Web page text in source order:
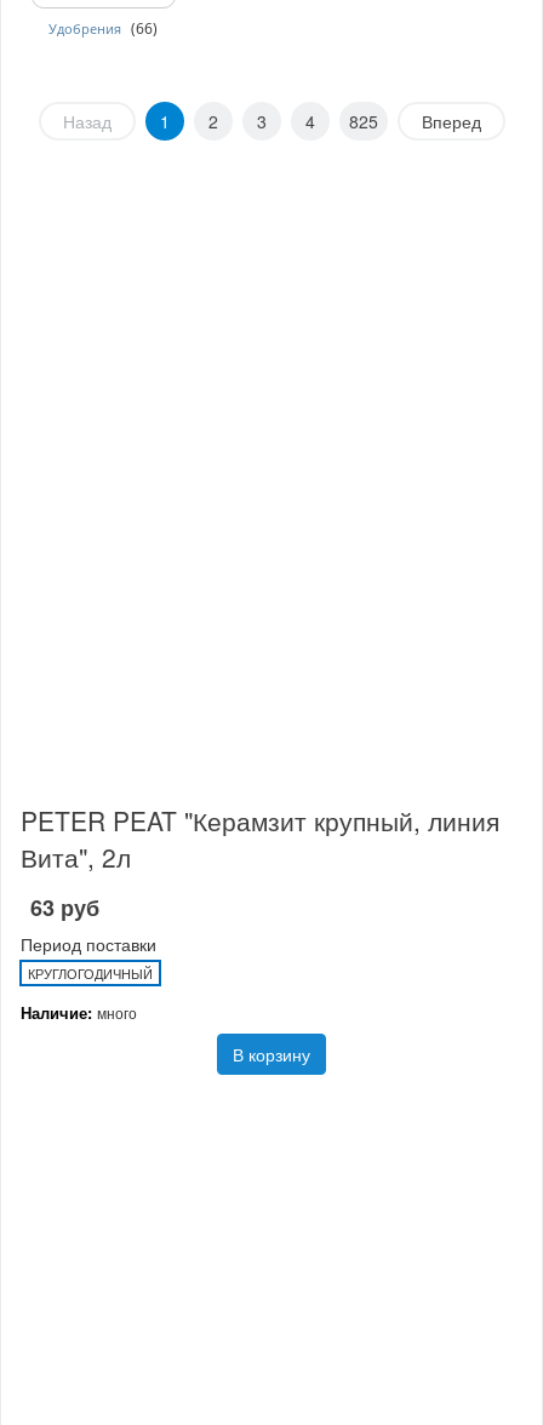
Удобрения (66)
Назад 1 2 3 4 825 Вперед
PETER PEAT "Керамзит крупный, линия
Вита", 2л
63 руб
Период поставки
КРУГЛОГОДИЧНЫЙ
Наличие: много
В корзину